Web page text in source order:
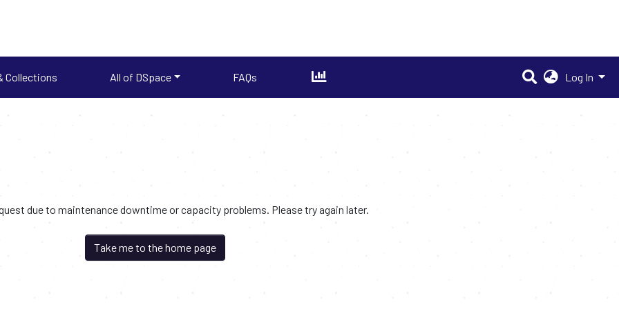
Collections All of DSpace FAQs Log In
due to maintenance downtime or capacity problems. Please try again later.
Take me to the home page